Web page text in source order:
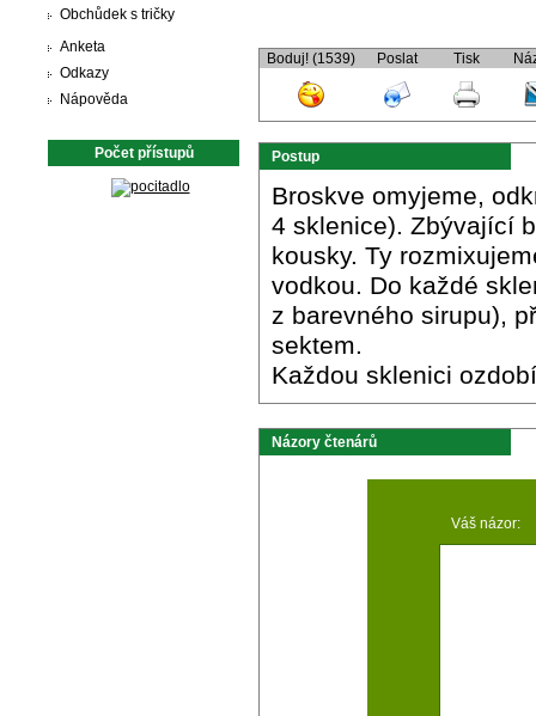
Obchůdek s tričky
Anketa
Odkazy
Nápověda
Počet přístupů
Boduj! (1539) Poslat Tisk
Postup
Broskve omyjeme,
4 sklenice). Zbývající
kousky. Ty
vodkou. Do každé
z barevného sirupu),
sektem.
Každou sklenici
Názory čtenárů
Váš názor: